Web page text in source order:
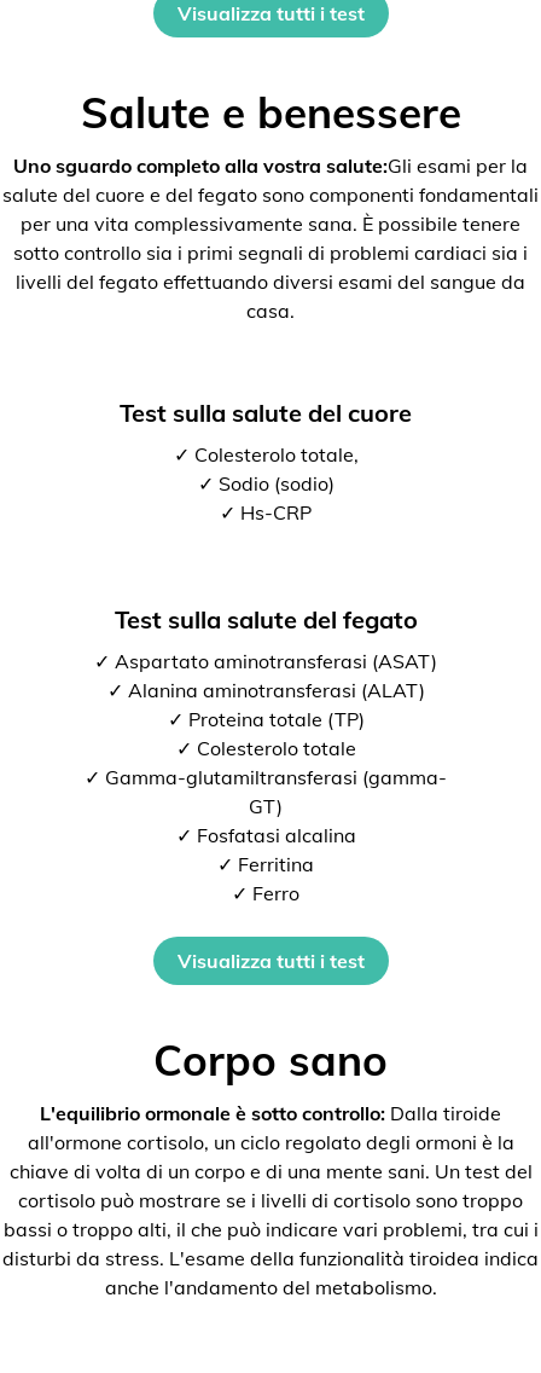
Visualizza tutti i test
Salute e benessere
Uno sguardo completo alla vostra salute:Gli esami per la
salute del cuore e del fegato sono componenti fondamentali
per una vita complessivamente sana. È possibile tenere
sotto controllo sia i primi segnali di problemi cardiaci sia i
livelli del fegato effettuando diversi esami del sangue da
casa.
Test sulla salute del cuore
✓ Colesterolo totale,
✓ Sodio (sodio)
✓ Hs-CRP
Test sulla salute del fegato
✓ Aspartato aminotransferasi (ASAT)
✓ Alanina aminotransferasi (ALAT)
✓ Proteina totale (TP)
✓ Colesterolo totale
✓ Gamma-glutamiltransferasi (gamma-
GT)
✓ Fosfatasi alcalina
✓ Ferritina
✓ Ferro
Visualizza tutti i test
Corpo sano
L'equilibrio ormonale è sotto controllo: Dalla tiroide
all'ormone cortisolo, un ciclo regolato degli ormoni è la
chiave di volta di un corpo e di una mente sani. Un test del
cortisolo può mostrare se i livelli di cortisolo sono troppo
bassi o troppo alti, il che può indicare vari problemi, tra cui i
disturbi da stress. L'esame della funzionalità tiroidea indica
anche l'andamento del metabolismo.